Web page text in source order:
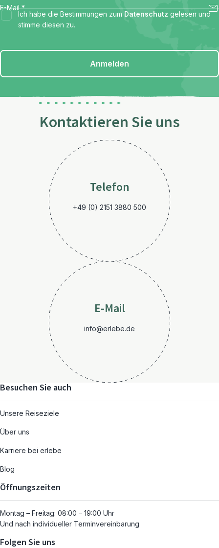
E-Mail *
Ich habe die Bestimmungen zum Datenschutz gelesen und
stimme diesen zu.
Anmelden
Kontaktieren Sie uns
Telefon
+49 (0) 2151 3880 500
E-Mail
info@erlebe.de
Besuchen Sie auch
Unsere Reiseziele
Über uns
Karriere bei erlebe
Blog
Öffnungszeiten
Montag – Freitag: 08:00 – 19:00 Uhr
Und nach individueller Terminvereinbarung
Folgen Sie uns